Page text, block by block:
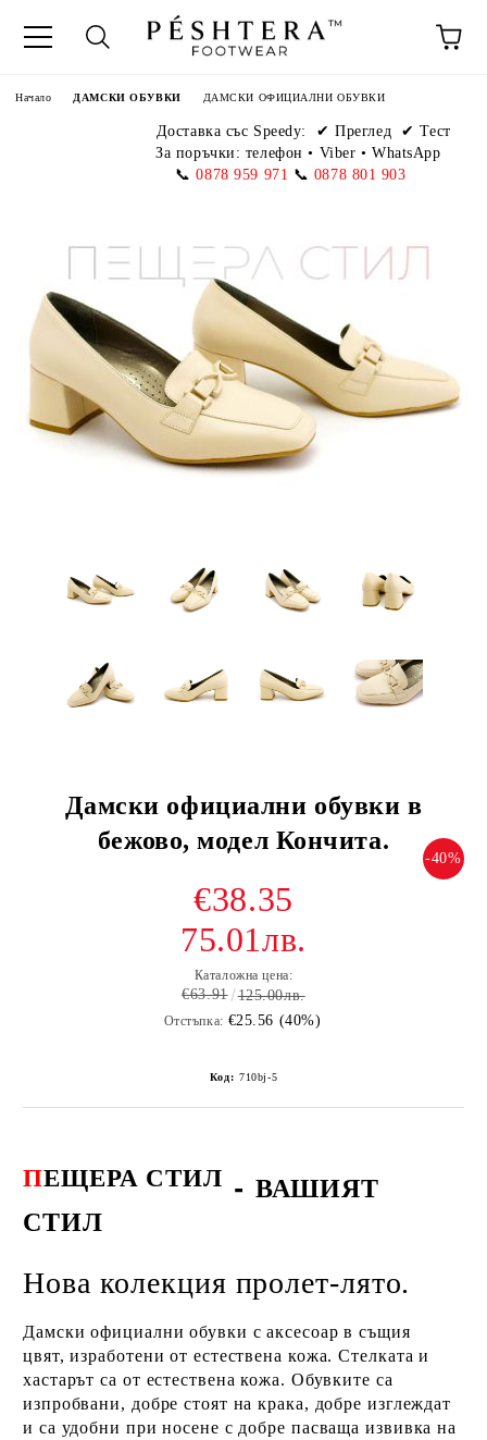
Начало ДАМСКИ ОБУВКИ ДАМСКИ ОФИЦИАЛНИ ОБУВКИ
Доставка със Speedy:
✔ Преглед ✔ Тест
За поръчки: телефон• Viber • WhatsApp
📞 0878 959 971 📞 0878 801 903
Дамски официални обувки в
бежово, модел Кончита.
-40%
€38.35
75.01лв.
Каталожна цена:
€63.91 125.00лв.
Отстъпка: €25.56 (40%)
Код: 710bj-5
ПЕЩЕРА СТИЛ - ВАШИЯТ
СТИЛ
Нова колекция пролет-лято.
Дамски официални обувки с аксесоар в същия
цвят, изработени от естествена кожа. Стелката и
хастарът са от естествена кожа. Обувките са
изпробвани, добре стоят на крака, добре изглеждат
и са удобни при носене с добре пасваща извивка на